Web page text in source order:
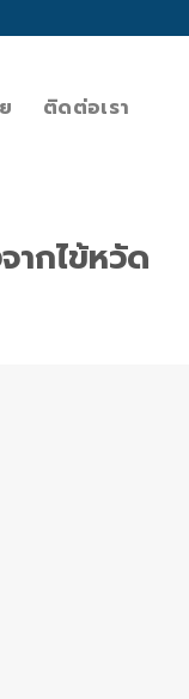
ติดต่อเรา
ากไข้หวัด